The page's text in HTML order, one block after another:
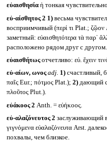
εὐαισθησία ἡ тонкая
εὐ-αίσθητος 2 1)весьма
восприимчивый (περί τι Plat.;
заметный: εὐαισθητότερα τὰ παρ᾽
расположено рядом друг с другом.
εὐαισθήτωςотчетливо: εὐ. ἔχειν
εὐ-αίων, ωνοςadj. 1)счастливый,
παῖς Eur.; πότμος Plat.); 2)дающий
πλοῦτος Plut.).
εὐάκοος 2 Anth. = εὐήκοος.
εὐ-αλαζόνευτος 2 заслуживающий
γιγνόμενα εὐαλαζόνευτα Arst.
похвалы, чем близкое.